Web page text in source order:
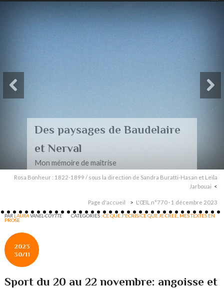
Des paysages de Baudelaire
et Nerval
Mon mémoire de maîtrise
Rosa Bonheur : 1822-1899 / sous la direction de Sandra Buratti-Hasan et Leïla
Jarbouai
Page d'accueil L'ŒIL n°770 · 1 décembre 2023
PARLAURAVANEL-COYTTE CATÉGORIES :CE QUE J'ECRIS/CE QUE JE CREE MES TEXTES EN
PROSE
2023
30/11
Sport du 20 au 22 novembre: angoisse et